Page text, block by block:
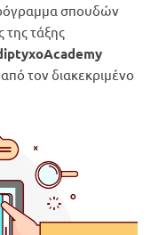
σπουδών
της τάξης
τον διακεκριμένο